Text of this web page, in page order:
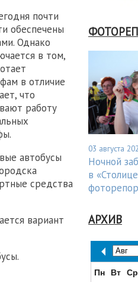
почти
обеспечены
Однако
в том,
в отличие
что
работу
автобусы
средства
вариант
03 августа
Ночной
в
АРХИВ
Пн Вт Ср